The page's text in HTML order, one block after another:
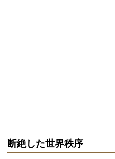
断絶した世界秩序